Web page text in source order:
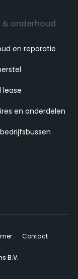
& onderhoud
en reparatie
lease
en onderdelen
Contact
B.V.